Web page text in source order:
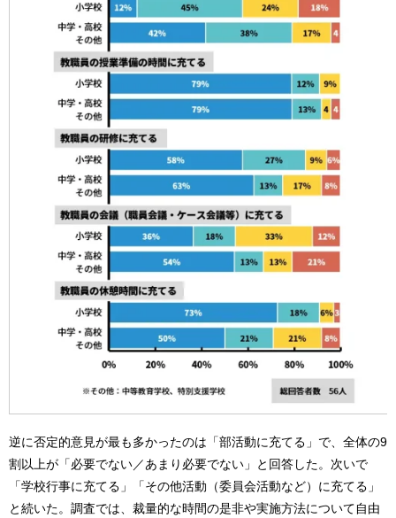
逆に否定的意見が最も多かったのは「部活動に充てる」で、全体の9
割以上が「必要でない／あまり必要でない」と回答した。次いで
「学校行事に充てる」「その他活動（委員会活動など）に充てる」
と続いた。調査では、裁量的な時間の是非や実施方法について自由